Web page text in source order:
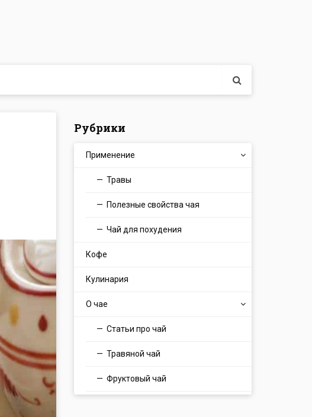
Рубрики
Применение
Травы
Полезные свойства чая
Чай для похудения
Кофе
Кулинария
О чае
Статьи про чай
Травяной чай
Фруктовый чай